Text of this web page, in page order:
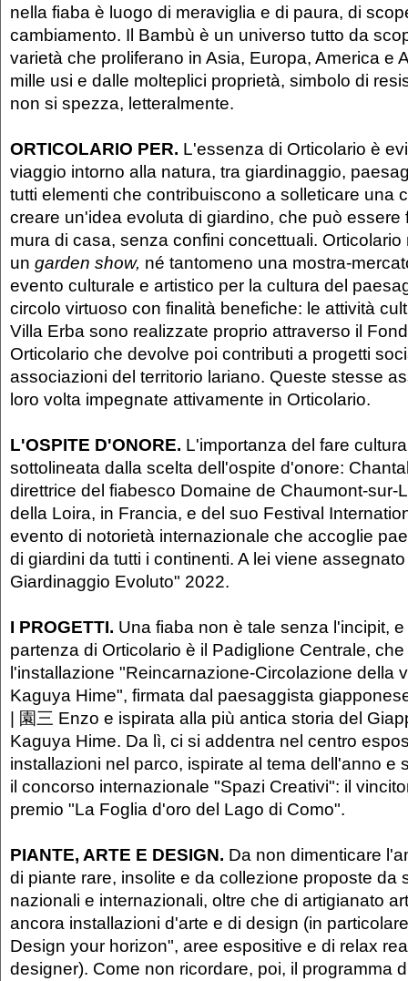
nella fiaba è luogo di meraviglia e di paura, di
cambiamento. Il Bambù è un universo tutto da
varietà che proliferano in Asia, Europa, America e
mille usi e dalle molteplici proprietà, simbolo di
non si spezza, letteralmente.
ORTICOLARIO PER. L'essenza di Orticolario è
viaggio intorno alla natura, tra giardinaggio,
tutti elementi che contribuiscono a solleticare una
creare un'idea evoluta di giardino, che può essere
mura di casa, senza confini concettuali. Orticolario
un garden show, né tantomeno una mostra-
evento culturale e artistico per la cultura del
circolo virtuoso con finalità benefiche: le attività
Villa Erba sono realizzate proprio attraverso il
Orticolario che devolve poi contributi a progetti
associazioni del territorio lariano. Queste stesse
loro volta impegnate attivamente in Orticolario.
L'OSPITE D'ONORE. L'importanza del fare
sottolineata dalla scelta dell'ospite d'onore:
direttrice del fiabesco Domaine de Chaumont-sur-
della Loira, in Francia, e del suo Festival
evento di notorietà internazionale che accoglie
di giardini da tutti i continenti. A lei viene
Giardinaggio Evoluto" 2022.
I PROGETTI. Una fiaba non è tale senza l'incipit,
partenza di Orticolario è il Padiglione Centrale,
l'installazione "Reincarnazione-Circolazione della
Kaguya Hime", firmata dal paesaggista
| 園三 Enzo e ispirata alla più antica storia del
Kaguya Hime. Da lì, ci si addentra nel centro
installazioni nel parco, ispirate al tema dell'anno e
il concorso internazionale "Spazi Creativi": il
premio "La Foglia d'oro del Lago di Como".
PIANTE, ARTE E DESIGN. Da non dimenticare
di piante rare, insolite e da collezione proposte da
nazionali e internazionali, oltre che di artigianato
ancora installazioni d'arte e di design (in
Design your horizon", aree espositive e di relax
designer). Come non ricordare, poi, il programma